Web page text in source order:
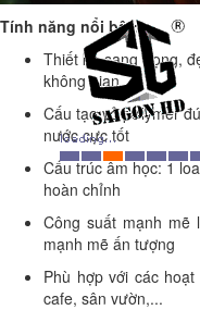
Tính năng nổi bật:
Thiết kế sang trọng,
không gian
Cấu tạo vỏ polymer
nước cực tốt
Cấu trúc âm học: 1
hoàn chỉnh
Công suất mạnh mẽ
mạnh mẽ ấn tượng
Phù hợp với các
cafe, sân vườn,...